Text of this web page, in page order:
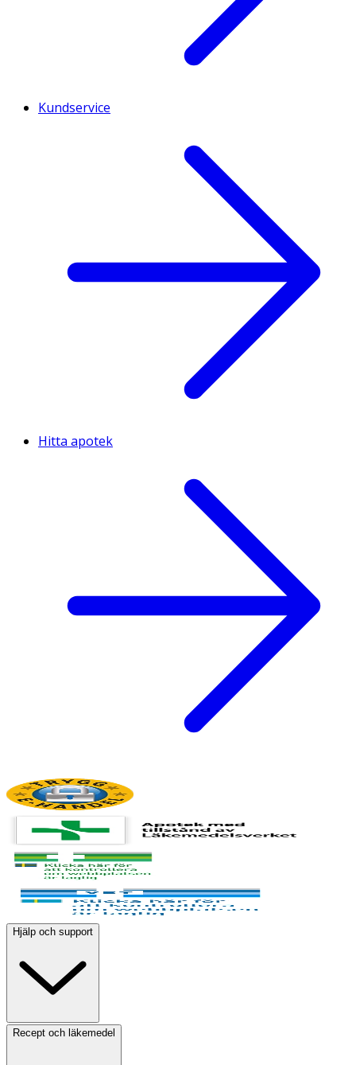
Kundservice
Hitta apotek
Hjälp och support
Recept och läkemedel